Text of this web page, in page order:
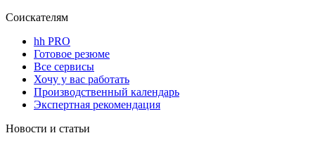
Соискателям
hh PRO
Готовое резюме
Все сервисы
Хочу у вас работать
Производственный календарь
Экспертная рекомендация
Новости и статьи